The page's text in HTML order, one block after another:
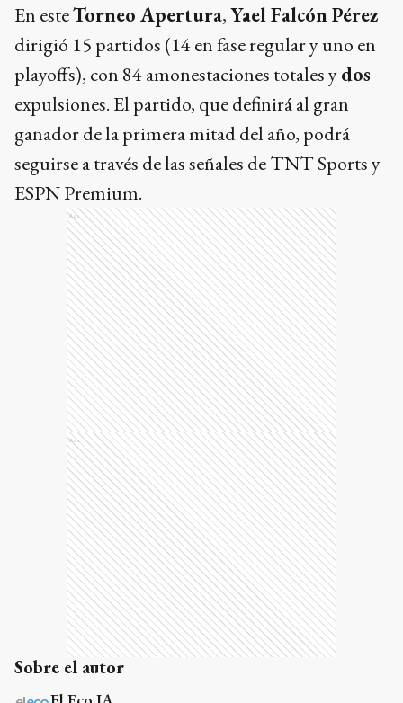
En esteTorneo Apertura,Yael Falcón Pérez
dirigió 15 partidos (14 en fase regular y uno en
playoffs), con 84 amonestaciones totales ydos
expulsiones. El partido, que definirá al gran
ganador de la primera mitad del año, podrá
seguirse a través de las señales de TNT Sports y
ESPN Premium.
Ads
Ads
Sobre el autor